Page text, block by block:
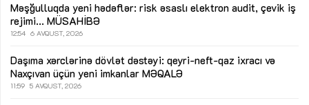
Məşğulluqda yeni hədəflər: risk əsaslı elektron audit, çevik iş
rejimi... MÜSAHİBƏ
12:54 6 AVQUST, 2026
Daşıma xərclərinə dövlət dəstəyi: qeyri-neft-qaz ixracı və
Naxçıvan üçün yeni imkanlar MƏQALƏ
11:59 5 AVQUST, 2026